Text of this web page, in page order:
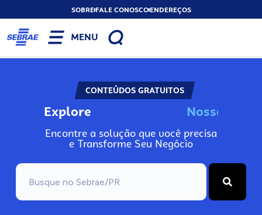
SOBREFALE CONOSCOENDEREÇOS
MENU
CONTEÚDOS GRATUITOS
Explore Nosso
Encontre a solução que você precisa
e Transforme Seu Negócio